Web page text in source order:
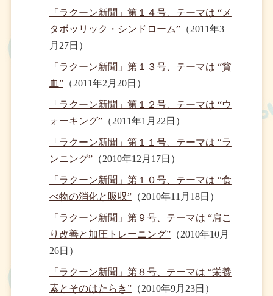
「ラクーン新聞」第１４号、テーマは “メ
タボッリック・シンドローム”（2011年3
月27日）
「ラクーン新聞」第１３号、テーマは “貧
血”（2011年2月20日）
「ラクーン新聞」第１２号、テーマは “ウ
ォーキング”（2011年1月22日）
「ラクーン新聞」第１１号、テーマは “ラ
ンニング”（2010年12月17日）
「ラクーン新聞」第１０号、テーマは “食
べ物の消化と吸収”（2010年11月18日）
「ラクーン新聞」第９号、テーマは “肩こ
り改善と加圧トレーニング”（2010年10月
26日）
「ラクーン新聞」第８号、テーマは “栄養
素とそのはたらき”（2010年9月23日）